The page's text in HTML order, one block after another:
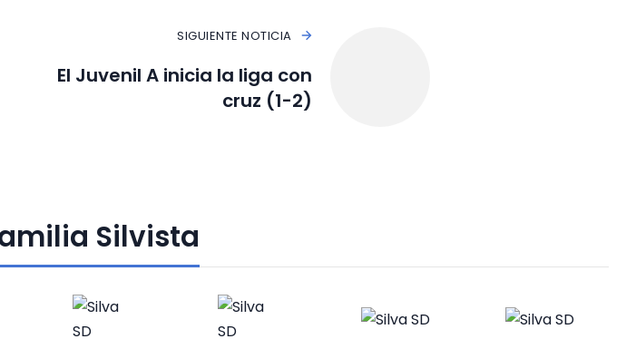
SIGUIENTE NOTICIA
El Juvenil A inicia la liga con
cruz (1-2)
Silvista